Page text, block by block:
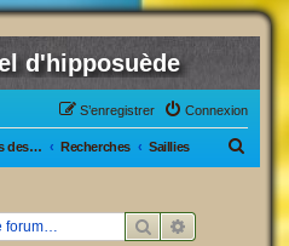
d'hipposuède
Connexion
S’enregistrer
Salles des Ventes Recherches Saillies
RechercherRecherche